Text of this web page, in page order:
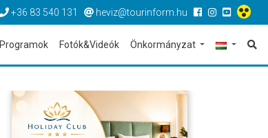
+36 83 540 131 heviz@tourinform.hu
Programok Fotók&Videók Önkormányzat